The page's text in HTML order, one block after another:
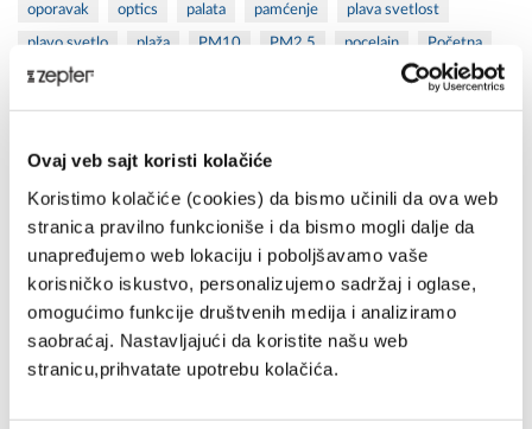
Ovaj veb sajt koristi kolačiće
Koristimo kolačiće (cookies) da bismo učinili da ova web
stranica pravilno funkcioniše i da bismo mogli dalje da
unapređujemo web lokaciju i poboljšavamo vaše
korisničko iskustvo, personalizujemo sadržaj i oglase,
omogućimo funkcije društvenih medija i analiziramo
saobraćaj. Nastavljajući da koristite našu web
stranicu,prihvatate upotrebu kolačića.
oporavak optics palata pamćenje plava svetlost
plavo svetlo plaža PM10 PM2.5 pocelain Početna
polarizovana svetlost popust porcelan
posao posuđa posuđe povrede pozitivni
prečišćivač vode
prečišćivači vazduha privatna klinika Produkt prof
psihologija
psoriasis psorijaza rekonstrukcija tkiva
reverzna osmoza RO rogač roland sajam nameštaja
saopstenje scales science sedeci seminar
septembar skin care škola sportske povrede